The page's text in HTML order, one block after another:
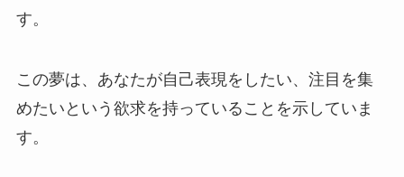
す。
この夢は、あなたが自己表現をしたい、注目を集
めたいという欲求を持っていることを示していま
す。